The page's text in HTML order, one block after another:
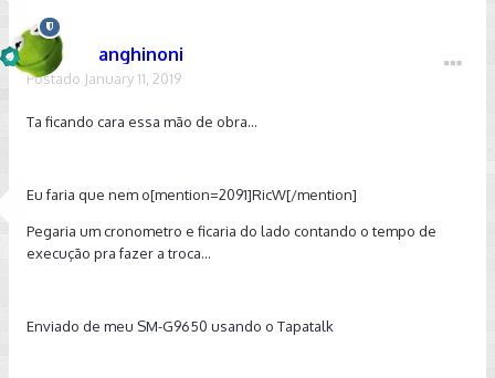
anghinoni
Postado January 11, 2019
Ta ficando cara essa mão de obra...
Eu faria que nem o[mention=2091]RicW[/mention]
Pegaria um cronometro e ficaria do lado contando o tempo de
execução pra fazer a troca...
Enviado de meu SM-G9650 usando o Tapatalk